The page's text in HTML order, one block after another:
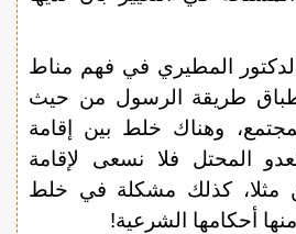
المطيري في فهم مناط
طريقة الرسول من حيث
وهناك خلط بين إقامة
المحتل فلا نسعى لإقامة
مثلا، كذلك مشكلة في خلط
أحكامها الشرعية!